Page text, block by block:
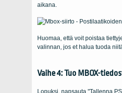
aikana.
Huomaa, että voit poistaa
valinnan, jos et halua tuoda
Vaihe 4: Tuo MBOX-
Lopuksi, napsauta "Tallenna